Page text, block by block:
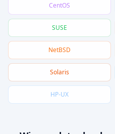
CentOS
SUSE
NetBSD
Solaris
HP-UX